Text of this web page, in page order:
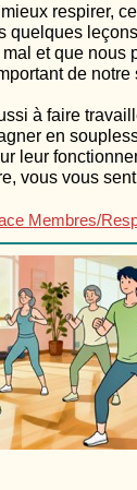
respirer,
quelques
et que nous
de notre
à faire
en
leur
vous vous
Membres/